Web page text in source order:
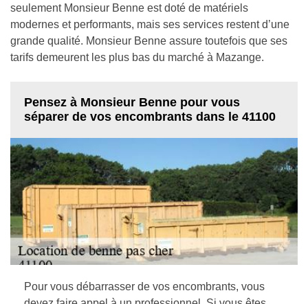
seulement Monsieur Benne est doté de matériels
modernes et performants, mais ses services restent d’une
grande qualité. Monsieur Benne assure toutefois que ses
tarifs demeurent les plus bas du marché à Mazange.
Pensez à Monsieur Benne pour vous
séparer de vos encombrants dans le 41100
Pour vous débarrasser de vos encombrants, vous